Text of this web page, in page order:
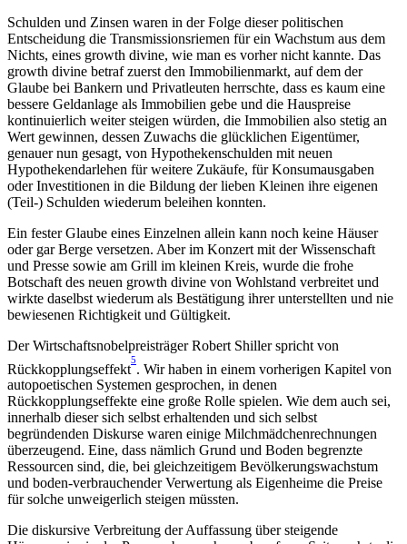
Schulden und Zinsen waren in der Folge dieser politischen
Entscheidung die Transmissionsriemen für ein Wachstum aus dem
Nichts, eines growth divine, wie man es vorher nicht kannte. Das
growth divine betraf zuerst den Immobilienmarkt, auf dem der
Glaube bei Bankern und Privatleuten herrschte, dass es kaum eine
bessere Geldanlage als Immobilien gebe und die Hauspreise
kontinuierlich weiter steigen würden, die Immobilien also stetig an
Wert gewinnen, dessen Zuwachs die glücklichen Eigentümer,
genauer nun gesagt, von Hypothekenschulden mit neuen
Hypothekendarlehen für weitere Zukäufe, für Konsumausgaben
oder Investitionen in die Bildung der lieben Kleinen ihre eigenen
(Teil-) Schulden wiederum beleihen konnten.
Ein fester Glaube eines Einzelnen allein kann noch keine Häuser
oder gar Berge versetzen. Aber im Konzert mit der Wissenschaft
und Presse sowie am Grill im kleinen Kreis, wurde die frohe
Botschaft des neuen growth divine von Wohlstand verbreitet und
wirkte daselbst wiederum als Bestätigung ihrer unterstellten und nie
bewiesenen Richtigkeit und Gültigkeit.
Der Wirtschaftsnobelpreisträger Robert Shiller spricht von
Rückkopplungseffekt
5
. Wir haben in einem vorherigen Kapitel von
autopoetischen Systemen gesprochen, in denen
Rückkopplungseffekte eine große Rolle spielen. Wie dem auch sei,
innerhalb dieser sich selbst erhaltenden und sich selbst
begründenden Diskurse waren einige Milchmädchenrechnungen
überzeugend. Eine, dass nämlich Grund und Boden begrenzte
Ressourcen sind, die, bei gleichzeitigem Bevölkerungswachstum
und boden-verbrauchender Verwertung als Eigenheime die Preise
für solche unweigerlich steigen müssten.
Die diskursive Verbreitung der Auffassung über steigende